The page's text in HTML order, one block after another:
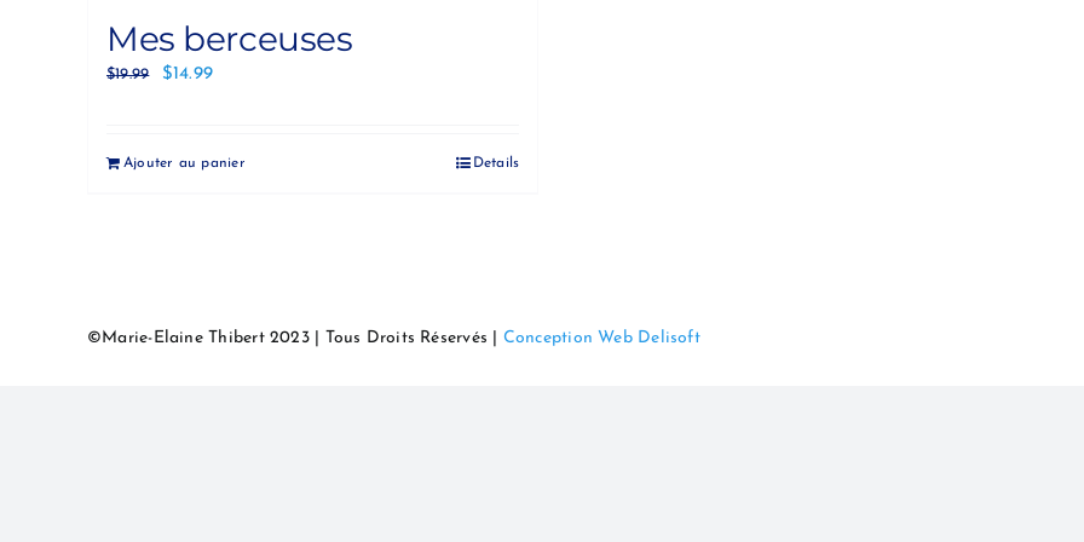
Mes berceuses
$19.99 $14.99
Ajouter au panier Details
©Marie-Elaine Thibert 2023 | Tous Droits Réservés | Conception Web Delisoft